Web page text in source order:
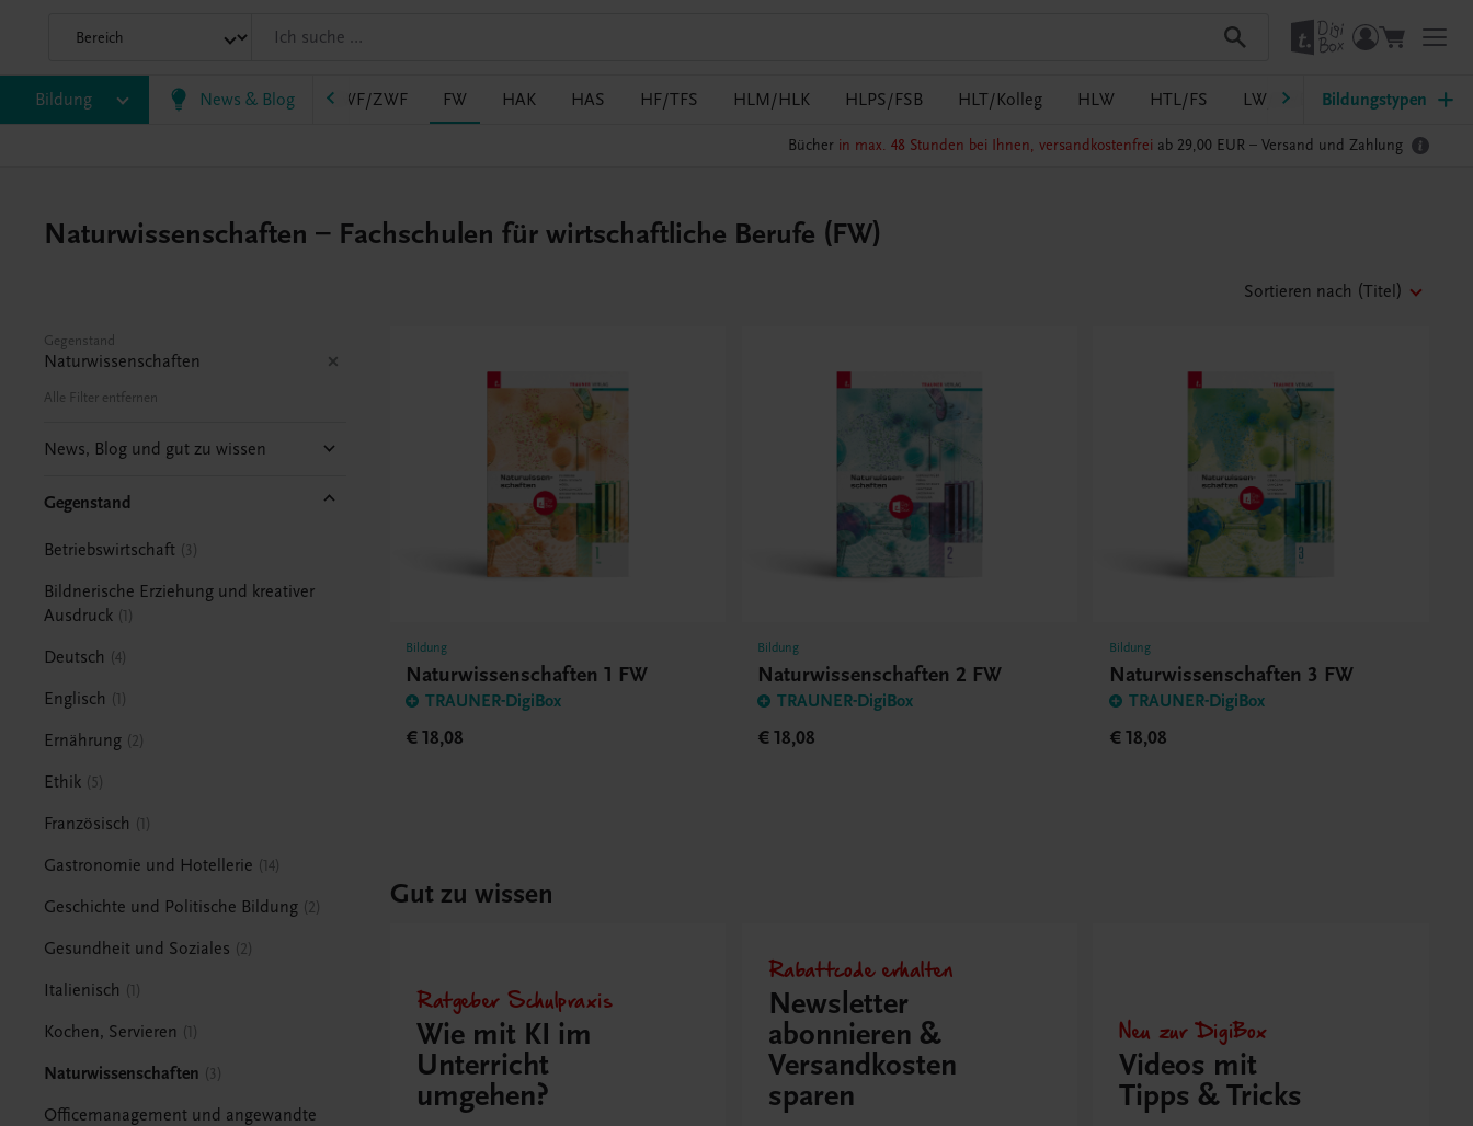
Bildung News & Blog
BAFEP/BASOP BRP BS EWF/ZWF FW HAK HAS HF/TFS HLM/HLK HLPS/FSB HLT/Kolleg HLW HTL/FS LW/LWBF MS/ASO
Bildungstypen
Bücher in max. 48 Stunden bei Ihnen, versandkostenfrei ab 29,00 EUR – Versand und Zahlung
Naturwissenschaften – Fachschulen für wirtschaftliche Berufe (FW)
Sortieren nach (Titel)
Gegenstand
Naturwissenschaften
Alle Filter entfernen
News, Blog und gut zu wissen
Gegenstand
Betriebswirtschaft 3
Bildnerische Erziehung und kreativer
Ausdruck 1
Deutsch 4
Englisch 1
Ernährung 2
Ethik 5
Französisch 1
Gastronomie und Hotellerie 14
Geschichte und Politische Bildung 2
Gesundheit und Soziales 2
Italienisch 1
Kochen, Servieren 1
Naturwissenschaften 3
Officemanagement und angewandte
Bildung
Naturwissenschaften 1 FW
TRAUNER-DigiBox
€ 18,08
Bildung
Naturwissenschaften 2 FW
TRAUNER-DigiBox
€ 18,08
Bildung
Naturwissenschaften 3 FW
TRAUNER-DigiBox
€ 18,08
Gut zu wissen
Ratgeber Schulpraxis
Wie mit KI im
Unterricht
umgehen?
Rabattcode erhalten
Newsletter
abonnieren &
Versandkosten
sparen
Neu zur DigiBox
Videos mit
Tipps & Tricks